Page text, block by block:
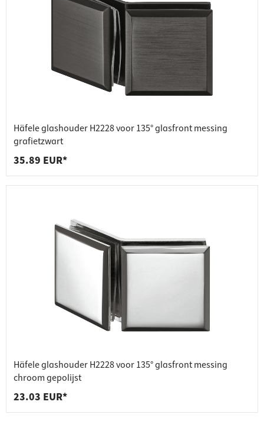
Häfele glashouder H2228 voor 135° glasfront messing
grafietzwart
35.89 EUR*
Häfele glashouder H2228 voor 135° glasfront messing
chroom gepolijst
23.03 EUR*